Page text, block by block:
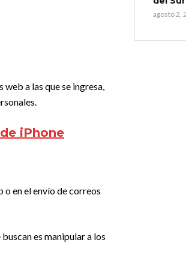
a las que se ingresa,
iPhone
o en el envío de correos
es manipular a los
agosto 2,